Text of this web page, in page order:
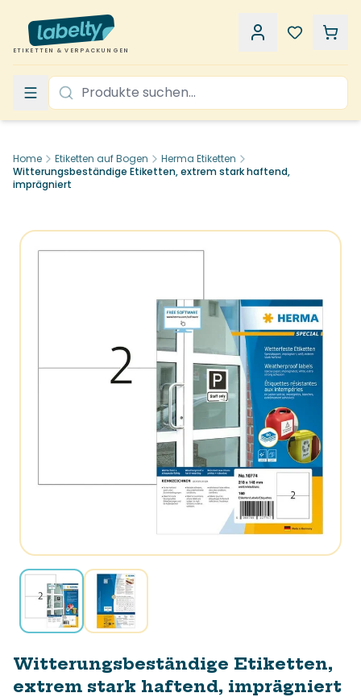
ETIKETTEN & VERPACKUNGEN
Home Etiketten auf Bogen
Herma Etiketten
Witterungsbeständige Etiketten, extrem stark haftend,
imprägniert
Witterungsbeständige Etiketten,
extrem stark haftend, imprägniert